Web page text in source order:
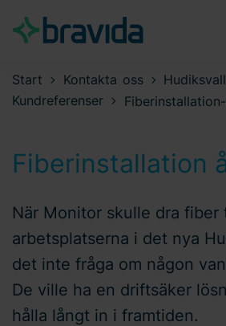
Start Kontakta oss
Hudiksvall
Kundreferenser
Fiberinstallation
När Monitor skulle dra fiber
arbetsplatserna i det nya
det inte fråga om någon
De ville ha en driftsäker
hålla långt in i framtiden.